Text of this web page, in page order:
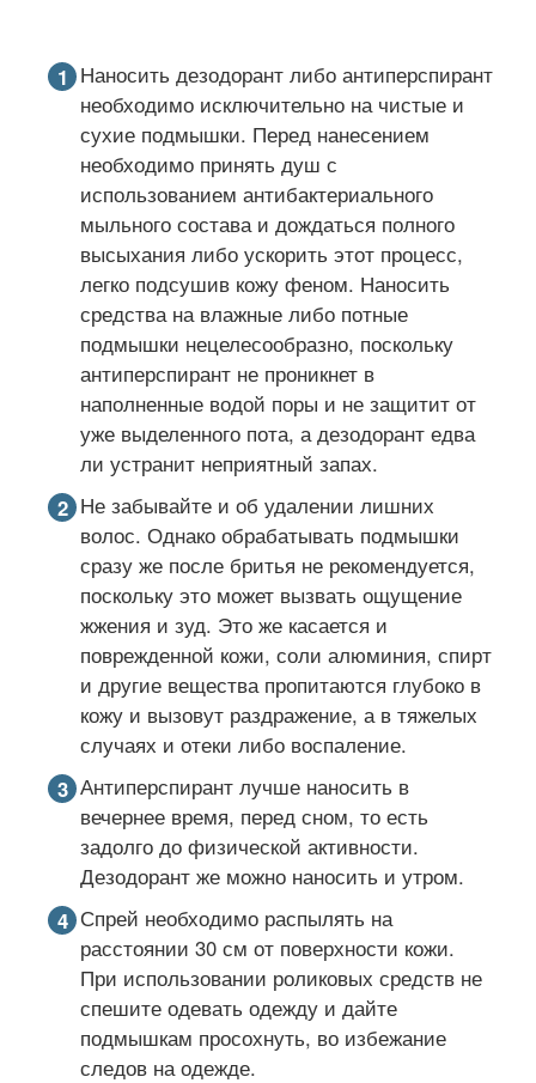
Наносить дезодорант либо антиперспирант
необходимо исключительно на чистые и
сухие подмышки. Перед нанесением
необходимо принять душ с
использованием антибактериального
мыльного состава и дождаться полного
высыхания либо ускорить этот процесс,
легко подсушив кожу феном. Наносить
средства на влажные либо потные
подмышки нецелесообразно, поскольку
антиперспирант не проникнет в
наполненные водой поры и не защитит от
уже выделенного пота, а дезодорант едва
ли устранит неприятный запах.
Не забывайте и об удалении лишних
волос. Однако обрабатывать подмышки
сразу же после бритья не рекомендуется,
поскольку это может вызвать ощущение
жжения и зуд. Это же касается и
поврежденной кожи, соли алюминия, спирт
и другие вещества пропитаются глубоко в
кожу и вызовут раздражение, а в тяжелых
случаях и отеки либо воспаление.
Антиперспирант лучше наносить в
вечернее время, перед сном, то есть
задолго до физической активности.
Дезодорант же можно наносить и утром.
Спрей необходимо распылять на
расстоянии 30 см от поверхности кожи.
При использовании роликовых средств не
спешите одевать одежду и дайте
подмышкам просохнуть, во избежание
следов на одежде.